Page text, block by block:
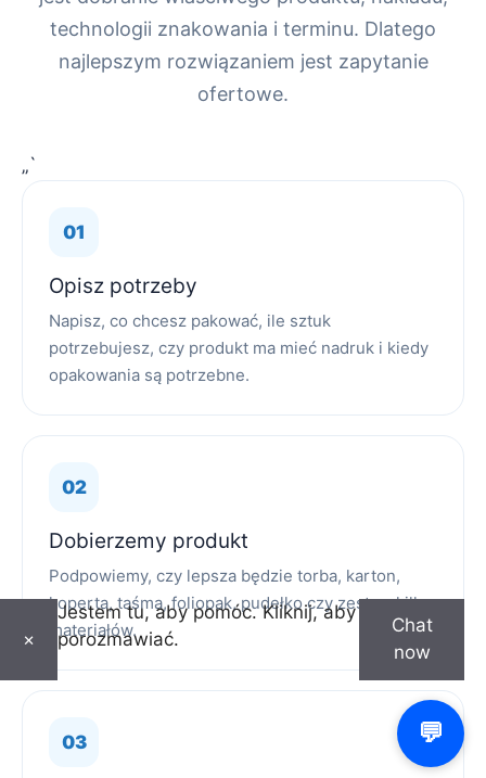
technologii znakowania i terminu. Dlatego
najlepszym rozwiązaniem jest zapytanie
ofertowe.
„`
Opisz potrzeby
Napisz, co chcesz pakować, ile sztuk
potrzebujesz, czy produkt ma mieć nadruk i kiedy
opakowania są potrzebne.
Dobierzemy produkt
Podpowiemy, czy lepsza będzie torba, karton,
koperta, taśma, foliopak, pudełko czy zestaw kilku
materiałów.
×
Jestem tu, aby pomóc. Kliknij, aby
porozmawiać.
Chat
now